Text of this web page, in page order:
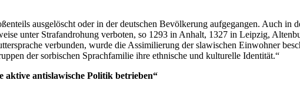
ausgelöscht oder in der deutschen Bevölkerung aufgegangen. Auch
unter Strafandrohung verboten, so 1293 in Anhalt, 1327 in Leipzig,
verbunden, wurde die Assimilierung der slawischen Einwohner
der sorbischen Sprachfamilie ihre ethnische und kulturelle Identität.“
aktive antislawische Politik betrieben“